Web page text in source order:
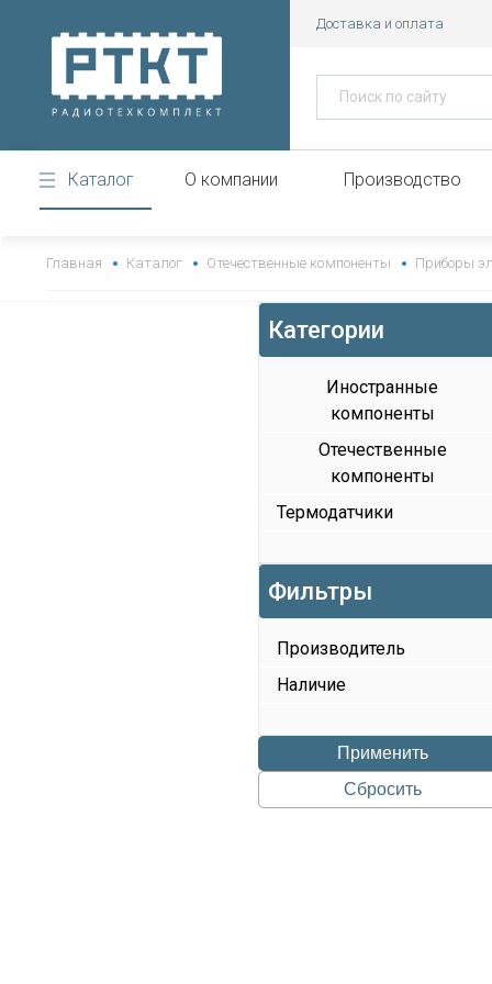
Доставка и оплата
Каталог О компании Производство
Главная Каталог Отечественные компоненты Приборы
Категории
Иностранные
компоненты
Отечественные
компоненты
Термодатчики
Фильтры
Производитель
Наличие
Применить
Сбросить